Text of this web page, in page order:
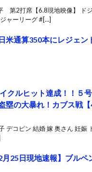
第2打席【6.8現地映像】 ド
ャーリーグ #[…]
米通算350本にレジェン
クルヒット達成！！５
塁の大暴れ！カブス戦
デコピン 結婚 嫁 奥さん 妊
月25日現地速報】ブル